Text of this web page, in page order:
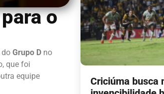
o
do Grupo D no
que foi
equipe
Criciúma busca